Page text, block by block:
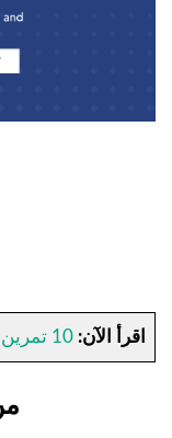
اقرأ الآن: 10 تمرين منزلي يمكن القيام به بالطوب